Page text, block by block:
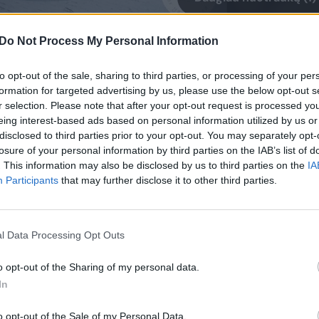
Do Not Process My Personal Information
opt-out of the sale, sharing to third parties, or processing of your
for targeted advertising by us, please use the below opt-out
selection. Please note that after your opt-out request is processed
interest-based ads based on personal information utilized by us
to third parties prior to your opt-out. You may separately
of your personal information by third parties on the IAB’s list of
This information may also be disclosed by us to third parties on the
Participants that may further disclose it to other third parties.
Data Processing Opt Outs
opt-out of the Sharing of my personal data.
opt-out of the Sale of my Personal Data.
įvairiais pavidalais ragauja šviežias
vakarienei, kai valgyti nori čia ir
į trasą!